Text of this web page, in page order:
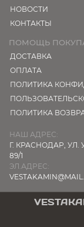
НОВОСТИ
КОНТАКТЫ
ПОМОЩЬ
ДОСТАВКА
ОПЛАТА
ПОЛИТИКА
ПОЛИТИКА
НАШ АДРЕС:
Г. КРАСНОДАР, УЛ.
89/1
ЭЛ.АДРЕС: